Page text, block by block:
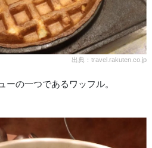
出典：travel.rakuten.co.jp
の一つであるワッフル。